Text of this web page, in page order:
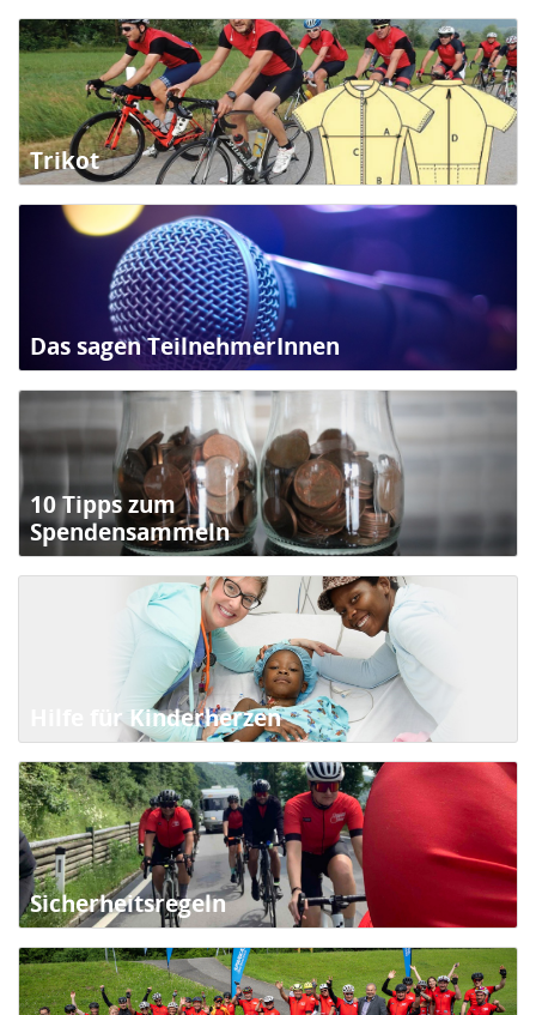
Trikot
Das sagen TeilnehmerInnen
10 Tipps zum
Spendensammeln
Hilfe für Kinderherzen
Sicherheitsregeln